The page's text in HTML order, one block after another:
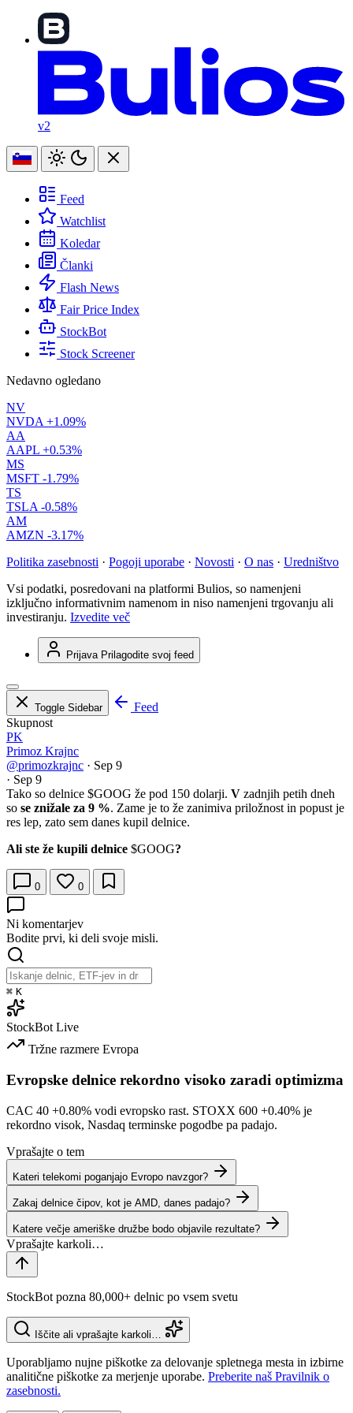
v2
Feed
Watchlist
Koledar
Članki
Flash News
Fair Price Index
StockBot
Stock Screener
Nedavno ogledano
NV
NVDA +1.09%
AA
AAPL +0.53%
MS
MSFT -1.79%
TS
TSLA -0.58%
AM
AMZN -3.17%
Politika zasebnosti · Pogoji uporabe · Novosti · O nas · Uredništvo
Vsi podatki, posredovani na platformi Bulios, so namenjeni
izključno informativnim namenom in niso namenjeni trgovanju ali
investiranju. Izvedite več
Prijava Prilagodite svoj feed
Toggle Sidebar
Feed
Skupnost
PK
Primoz Krajnc
@primozkrajnc · Sep 9
· Sep 9
Tako so delnice $GOOG že pod 150 dolarji. V zadnjih petih dneh
so se znižale za 9 %. Zame je to že zanimiva priložnost in popust je
res lep, zato sem danes kupil delnice.
Ali ste že kupili delnice $GOOG?
0 0
Ni komentarjev
Bodite prvi, ki deli svoje misli.
⌘ K
StockBot Live
Tržne razmere Evropa
Evropske delnice rekordno visoko zaradi optimizma
CAC 40 +0.80% vodi evropsko rast. STOXX 600 +0.40% je
rekordno visok, Nasdaq terminske pogodbe pa padajo.
Vprašajte o tem
Kateri telekomi poganjajo Evropo navzgor?
Zakaj delnice čipov, kot je AMD, danes padajo?
Katere večje ameriške družbe bodo objavile rezultate?
StockBot pozna 80,000+ delnic po vsem svetu
Iščite ali vprašajte karkoli…
Uporabljamo nujne piškotke za delovanje spletnega mesta in izbirne
analitične piškotke za merjenje uporabe. Preberite naš Pravilnik o
zasebnosti.